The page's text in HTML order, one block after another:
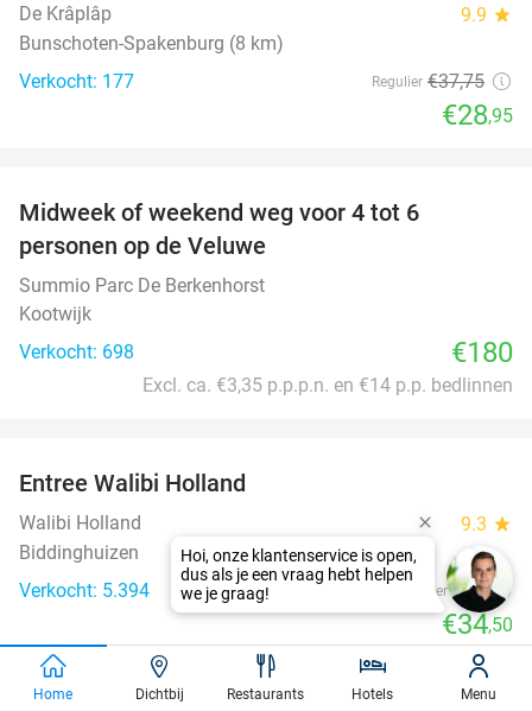
De Krâplâp 9.9 star
Bunschoten-Spakenburg (8 km)
Verkocht: 177
Regulier €37,75
€28,95
Midweek of weekend weg voor 4 tot 6
personen op de Veluwe
Summio Parc De Berkenhorst
Kootwijk
Verkocht: 698
€180
Excl. ca. €3,35 p.p.p.n. en €14 p.p. bedlinnen
Entree Walibi Holland
Walibi Holland 9.3 star
Biddinghuizen
Verkocht: 5.394
Regulier €46
€34,50
favorite_border
Home Dichtbij Restaurants Hotels Menu